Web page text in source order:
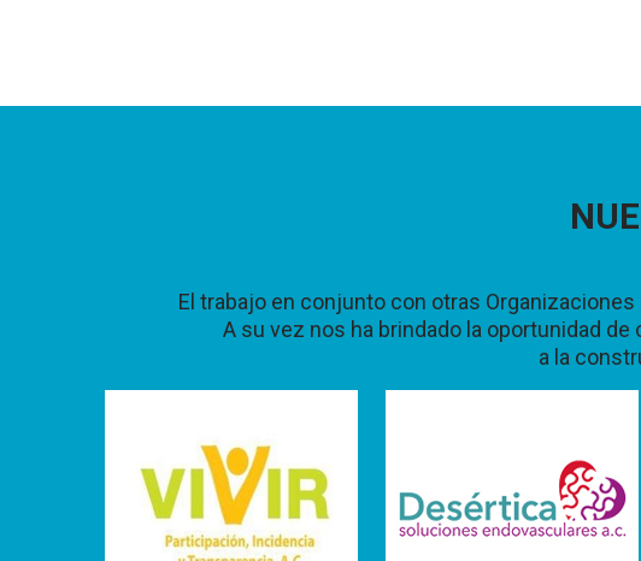
El trabajo en conjunto con otras
A su vez nos ha brindado la oportunidad
a la